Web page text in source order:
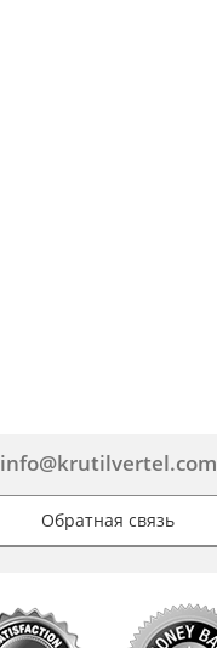
info@krutilvertel.com
Обратная связь